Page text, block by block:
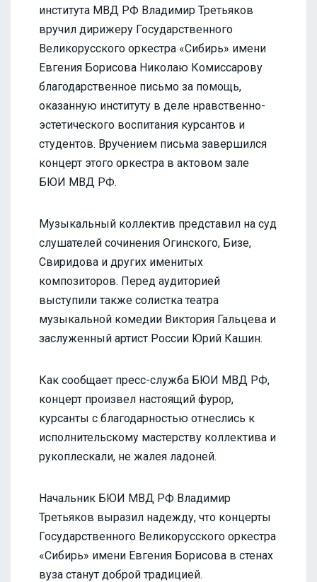
института МВД РФ Владимир Третьяков
вручил дирижеру Государственного
Великорусского оркестра «Сибирь» имени
Евгения Борисова Николаю Комиссарову
благодарственное письмо за помощь,
оказанную институту в деле нравственно-
эстетического воспитания курсантов и
студентов. Вручением письма завершился
концерт этого оркестра в актовом зале
БЮИ МВД РФ.
Музыкальный коллектив представил на суд
слушателей сочинения Огинского, Бизе,
Свиридова и других именитых
композиторов. Перед аудиторией
выступили также солистка театра
музыкальной комедии Виктория Гальцева и
заслуженный артист России Юрий Кашин.
Как сообщает пресс-служба БЮИ МВД РФ,
концерт произвел настоящий фурор,
курсанты с благодарностью отнеслись к
исполнительскому мастерству коллектива и
рукоплескали, не жалея ладоней.
Начальник БЮИ МВД РФ Владимир
Третьяков выразил надежду, что концерты
Государственного Великорусского оркестра
«Сибирь» имени Евгения Борисова в стенах
вуза станут доброй традицией.